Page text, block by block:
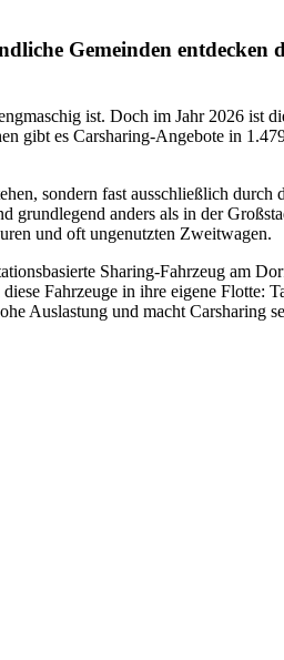
Gemeinden entdecken
ist. Doch im Jahr 2026 ist
gibt es Carsharing-Angebote in
sondern fast ausschließlich durch
anders als in der
und oft ungenutzten Zweitwagen.
Sharing-Fahrzeug am
Fahrzeuge in ihre eigene Flotte:
Auslastung und macht Carsharing